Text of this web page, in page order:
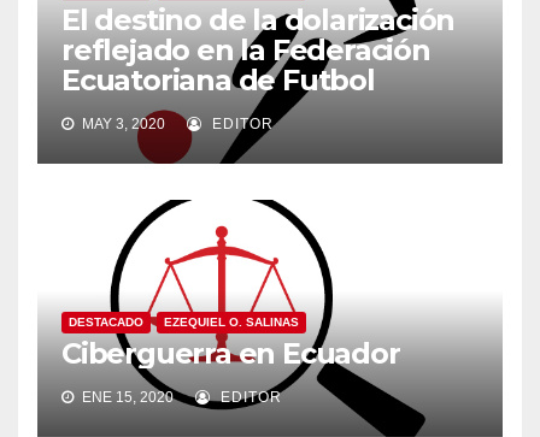
El destino de la dolarización
reflejado en la Federación
Ecuatoriana de Futbol
MAY 3, 2020 EDITOR
DESTACADO EZEQUIEL O. SALINAS
Ciberguerra en Ecuador
ENE 15, 2020 EDITOR